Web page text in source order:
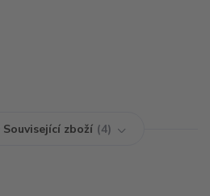
Související zboží 4